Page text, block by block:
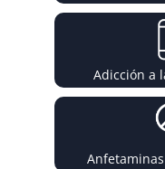
Adicción a